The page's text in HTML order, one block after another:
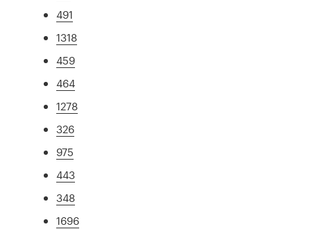
491
1318
459
464
1278
326
975
443
348
1696